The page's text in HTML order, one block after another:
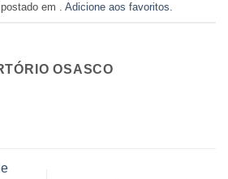
em . Adicione aos favoritos.
OSASCO